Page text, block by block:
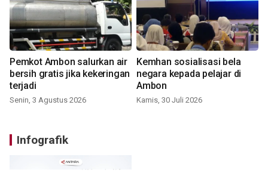
Pemkot Ambon salurkan air
bersih gratis jika kekeringan
terjadi
Senin, 3 Agustus 2026
Kemhan sosialisasi bela
negara kepada pelajar di
Ambon
Kamis, 30 Juli 2026
Infografik